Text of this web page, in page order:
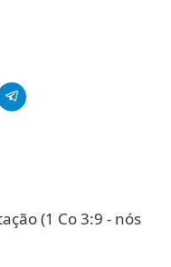
(1 Co 3:9 - nós